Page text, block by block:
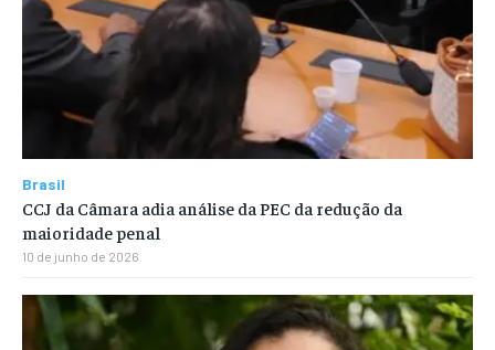
Brasil
CCJ da Câmara adia análise da PEC da redução da
maioridade penal
10 de junho de 2026